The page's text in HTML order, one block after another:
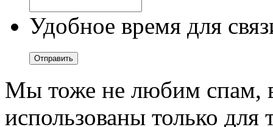
Удобное время для
Мы тоже не любим спам,
использованы только для